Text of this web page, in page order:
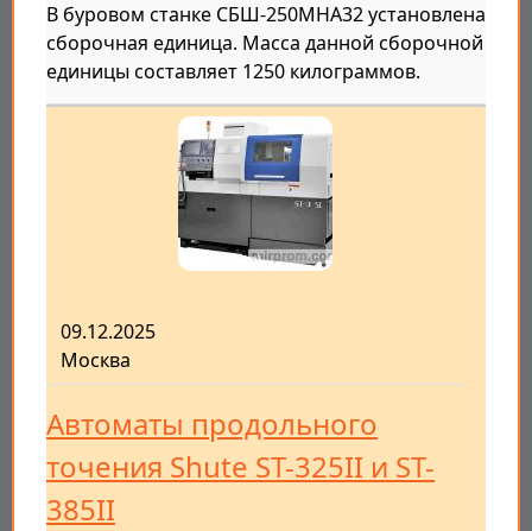
В буровом станке СБШ-250МНА32 установлена
сборочная единица. Масса данной сборочной
единицы составляет 1250 килограммов.
09.12.2025
Москва
Автоматы продольного
точения Shute ST-325II и ST-
385II